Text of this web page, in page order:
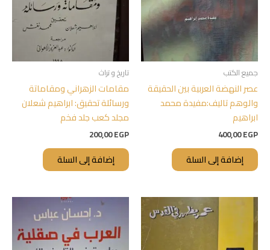
جميع الكتب
عصر النهضة العربية بين الحقيقة
والوهم تاليف:مفيدة محمد
ابراهيم
400,00EGP
إضافة إلى السلة
تاريخ و تراث
مقامات الزهراني ومقاماتة
ورسائلة تحقيق: ابراهيم شعلان
مجلد كعب جلد فخم
200,00EGP
إضافة إلى السلة